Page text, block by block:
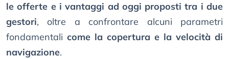
le offerte e i vantaggi ad oggi proposti tra i due
gestori, oltre a confrontare alcuni parametri
fondamentali come la copertura e la velocità di
navigazione.